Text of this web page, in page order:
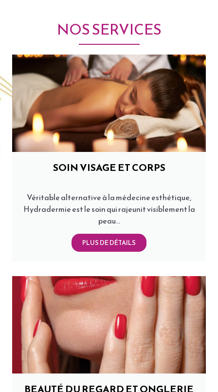
NOHÈM
Une gamme de soin certifiée bio In &
Out
Nohèm sélectionne des ingrédients naturels (99% à 100%
du total des ingrédients), biologiques (10% à 74% du total
des ingrédients) et issus du commerce équitable (5% à
25% du total des ingrédients), certifiés par les lables bio
et équitable d’Ecocert. Portée par une démarche globale
d’éco-conception, la marque est soucieuse du respect de
l’environnement.
engagée
Nohèm achète ses ingrédients auprès des femmes du
formulations cosmétiques, à un prix juste, dans l’esprit
d’un échange équitable, d’une relation commerciale qui
NOS SERVICES